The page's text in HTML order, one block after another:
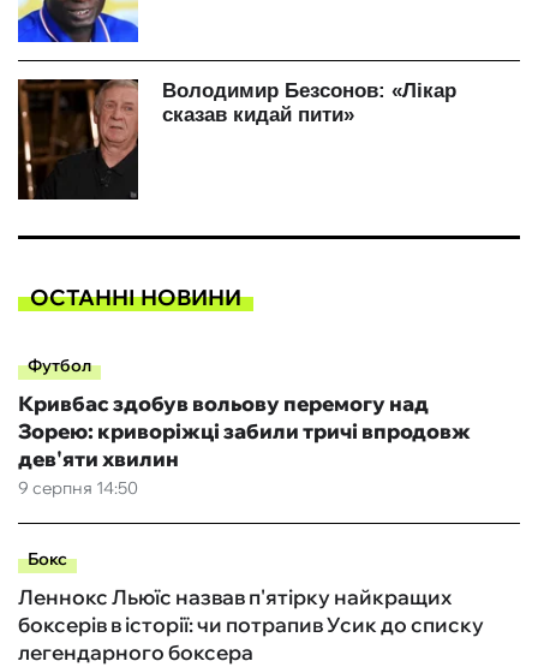
ОСТАННІ НОВИНИ
Футбол
9 серпня 14:50
Кривбас здобув вольову перемогу над
Зорею: криворіжці забили тричі впродовж
дев'яти хвилин
Бокс
Леннокс Льюїс назвав п'ятірку найкращих
боксерів в історії: чи потрапив Усик до списку
легендарного боксера